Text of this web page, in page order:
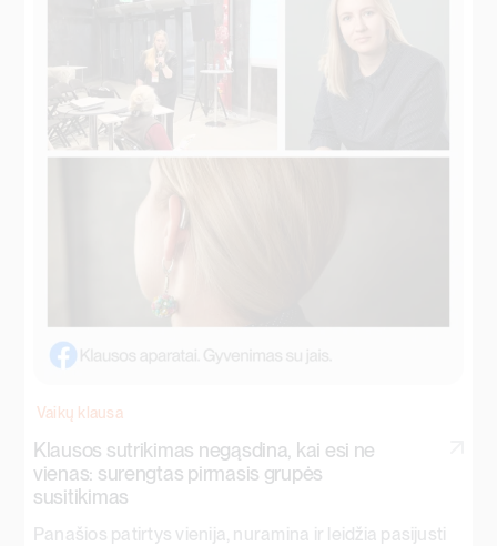
Vaikų klausa
Klausos sutrikimas negąsdina, kai esi ne
vienas: surengtas pirmasis grupės
susitikimas
Panašios patirtys vienija, nuramina ir leidžia pasijusti